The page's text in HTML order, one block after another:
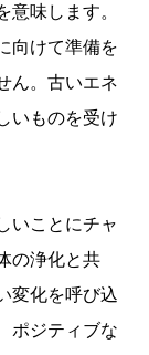
意味します。
向けて準備を
ん。古いエネ
いものを受け
いことにチャ
の浄化と共
変化を呼び込
ポジティブな